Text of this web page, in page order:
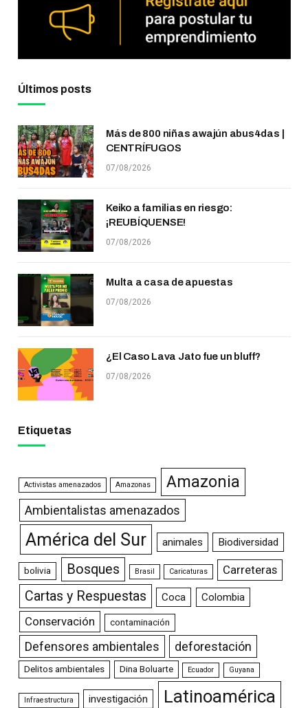
Últimos posts
Más de 800 niñas awajún abus4das |
CENTRÍFUGOS
07/08/2026
Keiko a familias en riesgo:
¡REUBÍQUENSE!
07/08/2026
Multa a casa de apuestas
07/08/2026
¿El Caso Lava Jato fue un bluff?
07/08/2026
Etiquetas
Activistas amenazados Amazonas Amazonia
Ambientalistas amenazados
América del Sur animales Biodiversidad
bolivia Bosques Brasil Caricaturas Carreteras
Cartas y Respuestas Coca Colombia
Conservación contaminación
Defensores ambientales deforestación
Delitos ambientales Dina Boluarte Ecuador Guyana
Infraestructura investigación Latinoamérica